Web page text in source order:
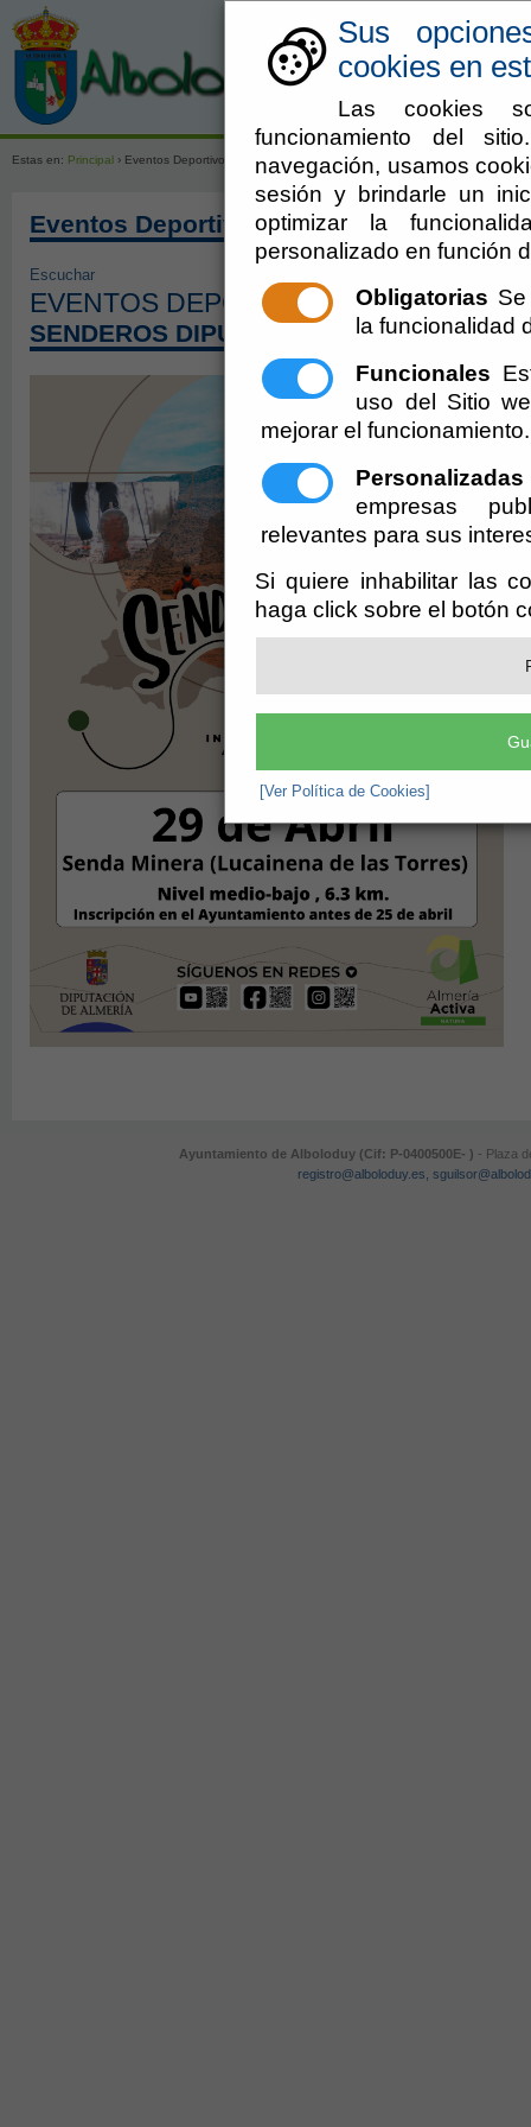
Sus
cookies en
Las cookies
funcionamiento del
navegación, usamos
sesión y brindarle un
optimizar la
personalizado en función
Obligatorias
la funcionalidad
Funcionales
uso del Sitio
mejorar el funcionamiento.
Personalizadas
empresas
relevantes para sus
Si quiere inhabilitar las
haga click sobre el botón
[Ver Política de Cookies]
Estas en: Principal › Eventos Deportivos
Eventos Deportivos
Escuchar
EVENTOS DEPORTIVOS 2023
SENDEROS DIPUTACIÓN
Ayuntamiento de Alboloduy (Cif: P-0400500E- ) - Plaza
registro@alboloduy.es,